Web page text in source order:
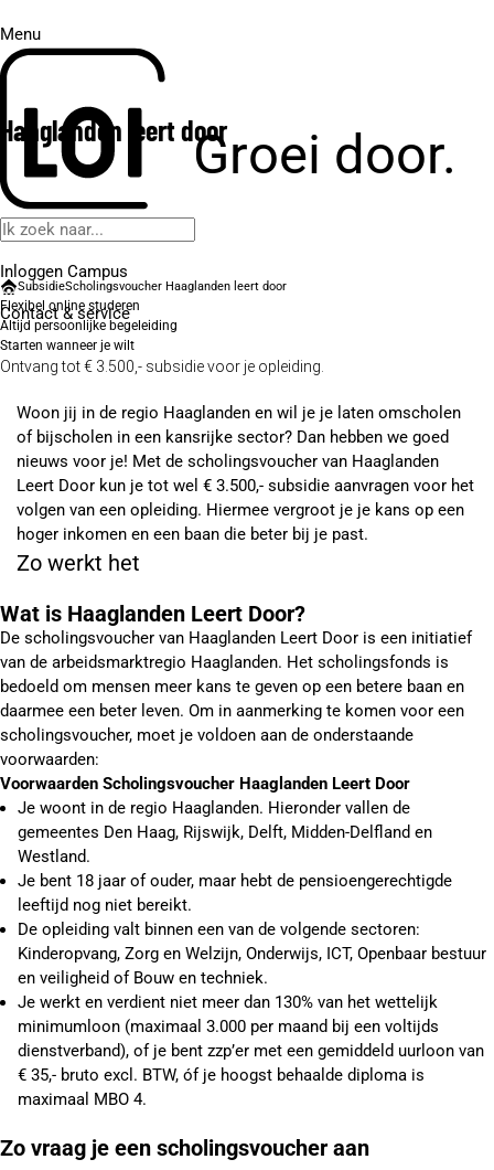
Menu
Groei door.
Inloggen Campus
Contact& service
Haaglanden leert door
SubsidieScholingsvoucher Haaglanden leert door
Flexibel online studeren
Altijd persoonlijke begeleiding
Starten wanneer je wilt
Ontvang tot € 3.500,- subsidie voor je opleiding.
Woon jij in de regio Haaglanden en wil je je laten omscholen
of bijscholen in een kansrijke sector? Dan hebben we goed
nieuws voor je! Met de scholingsvoucher van Haaglanden
Leert Door kun je tot wel € 3.500,- subsidie aanvragen voor het
volgen van een opleiding. Hiermee vergroot je je kans op een
hoger inkomen en een baan die beter bij je past.
Zo werkt het
Wat is Haaglanden Leert Door?
De scholingsvoucher van Haaglanden Leert Door is een initiatief
van de arbeidsmarktregio Haaglanden. Het scholingsfonds is
bedoeld om mensen meer kans te geven op een betere baan en
daarmee een beter leven. Om in aanmerking te komen voor een
scholingsvoucher, moet je voldoen aan de onderstaande
voorwaarden:
Voorwaarden Scholingsvoucher Haaglanden Leert Door
Je woont in de regio Haaglanden. Hieronder vallen de
gemeentes Den Haag, Rijswijk, Delft, Midden-Delfland en
Westland.
Je bent 18 jaar of ouder, maar hebt de pensioengerechtigde
leeftijd nog niet bereikt.
De opleiding valt binnen een van de volgende sectoren:
Kinderopvang, Zorg en Welzijn, Onderwijs, ICT, Openbaar bestuur
en veiligheid of Bouw en techniek.
Je werkt en verdient niet meer dan 130% van het wettelijk
minimumloon (maximaal 3.000 per maand bij een voltijds
dienstverband), of je bent zzp’er met een gemiddeld uurloon van
€ 35,- bruto excl. BTW, óf je hoogst behaalde diploma is
maximaal MBO 4.
Zo vraag je een scholingsvoucher aan